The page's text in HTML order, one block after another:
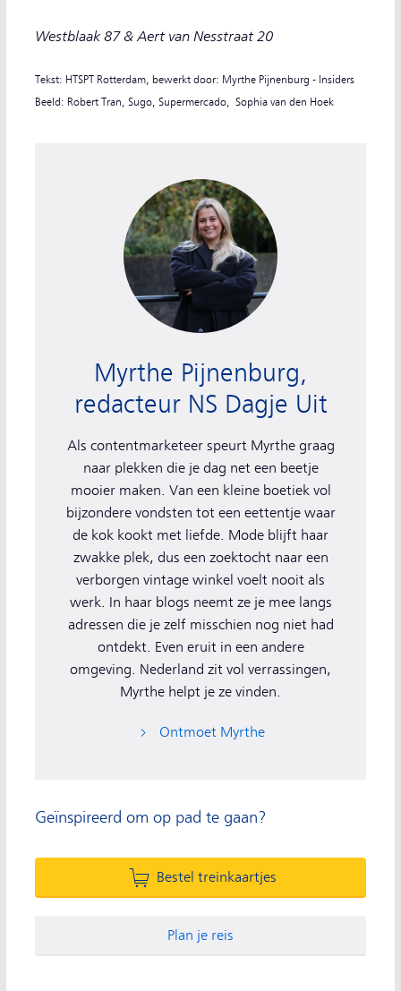
Westblaak 87 & Aert van Nesstraat 20
Tekst: HTSPT Rotterdam, bewerkt door: Myrthe Pijnenburg - Insiders
Beeld: Robert Tran, Sugo, Supermercado, Sophia van den Hoek
Myrthe Pijnenburg, redacteur NS Dagje Uit
Als contentmarketeer speurt Myrthe graag
naar plekken die je dag net een beetje
mooier maken. Van een kleine boetiek vol
bijzondere vondsten tot een eettentje waar
de kok kookt met liefde. Mode blijft haar
zwakke plek, dus een zoektocht naar een
verborgen vintage winkel voelt nooit als
werk. In haar blogs neemt ze je mee langs
adressen die je zelf misschien nog niet had
ontdekt. Even eruit in een andere
omgeving. Nederland zit vol verrassingen,
Myrthe helpt je ze vinden.
Myrthe Pijnenburg,
redacteur NS Dagje Uit
Ontmoet Myrthe
Geïnspireerd om op pad te gaan?
Bestel treinkaartjes
Plan je reis